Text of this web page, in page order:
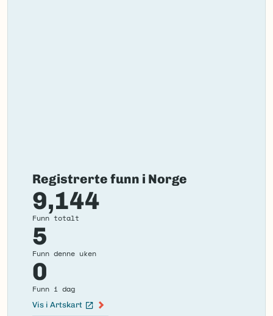
Registrerte funn i Norge
9,144
Funn totalt
5
Funn denne uken
0
Funn i dag
Vis i Artskart
(Ekstern lenke)